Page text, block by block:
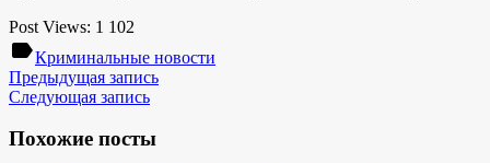
Post Views: 1 102
labelКриминальные новости
Предыдущая запись
Следующая запись
Похожие посты